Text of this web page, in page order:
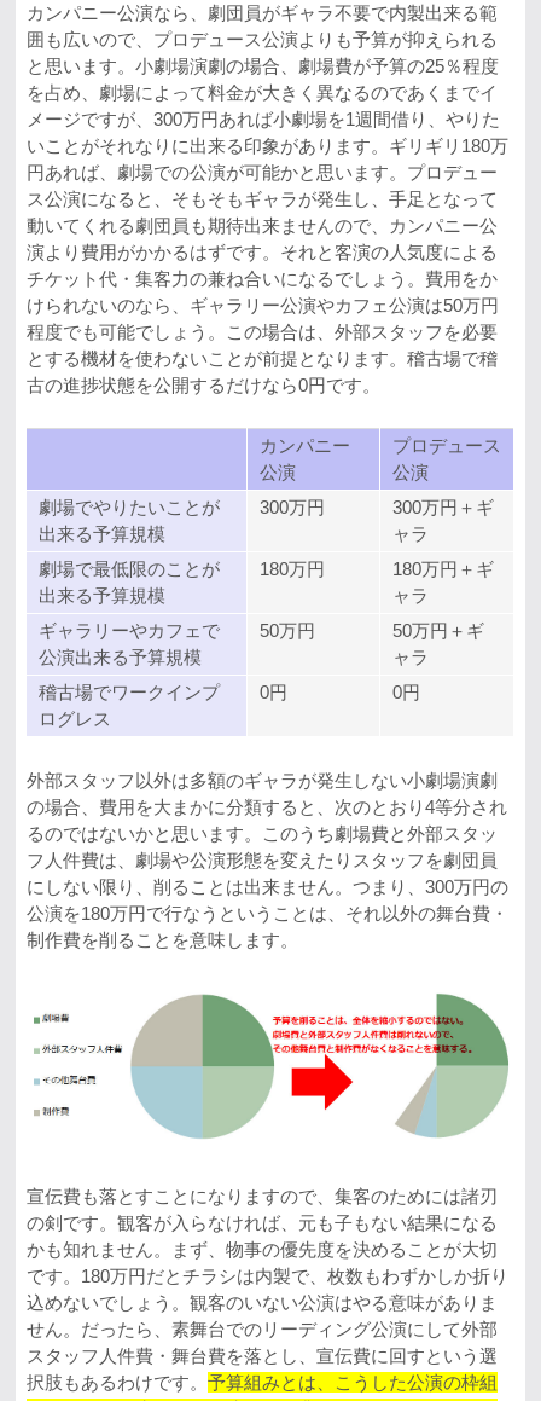
カンパニー公演なら、劇団員がギャラ不要で内製出来る範
囲も広いので、プロデュース公演よりも予算が抑えられる
と思います。小劇場演劇の場合、劇場費が予算の25％程度
を占め、劇場によって料金が大きく異なるのであくまでイ
メージですが、300万円あれば小劇場を1週間借り、やりた
いことがそれなりに出来る印象があります。ギリギリ180万
円あれば、劇場での公演が可能かと思います。プロデュー
ス公演になると、そもそもギャラが発生し、手足となって
動いてくれる劇団員も期待出来ませんので、カンパニー公
演より費用がかかるはずです。それと客演の人気度による
チケット代・集客力の兼ね合いになるでしょう。費用をか
けられないのなら、ギャラリー公演やカフェ公演は50万円
程度でも可能でしょう。この場合は、外部スタッフを必要
とする機材を使わないことが前提となります。稽古場で稽
古の進捗状態を公開するだけなら0円です。
カンパニー
公演
プロデュース
公演
劇場でやりたいことが
出来る予算規模
300万円
300万円＋ギ
ャラ
劇場で最低限のことが
出来る予算規模
180万円
180万円＋ギ
ャラ
ギャラリーやカフェで
公演出来る予算規模
50万円
50万円＋ギ
ャラ
稽古場でワークインプ
ログレス
0円 0円
外部スタッフ以外は多額のギャラが発生しない小劇場演劇
の場合、費用を大まかに分類すると、次のとおり4等分され
るのではないかと思います。このうち劇場費と外部スタッ
フ人件費は、劇場や公演形態を変えたりスタッフを劇団員
にしない限り、削ることは出来ません。つまり、300万円の
公演を180万円で行なうということは、それ以外の舞台費・
制作費を削ることを意味します。
宣伝費も落とすことになりますので、集客のためには諸刃
の剣です。観客が入らなければ、元も子もない結果になる
かも知れません。まず、物事の優先度を決めることが大切
です。180万円だとチラシは内製で、枚数もわずかしか折り
込めないでしょう。観客のいない公演はやる意味がありま
せん。だったら、素舞台でのリーディング公演にして外部
スタッフ人件費・舞台費を落とし、宣伝費に回すという選
択肢もあるわけです。 予算組みとは、こうした公演の枠組